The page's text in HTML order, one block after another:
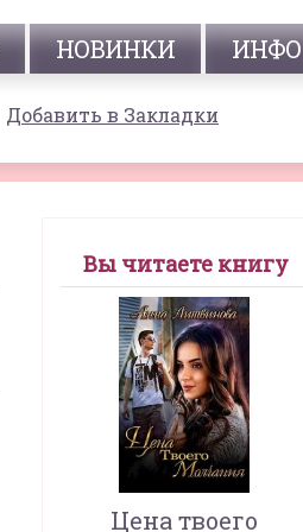
НОВИНКИ ИНФО
Добавить в Закладки
Вы читаете книгу
Цена твоего